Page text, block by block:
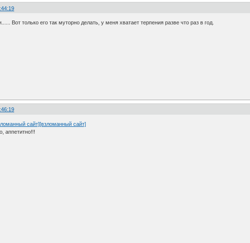
Вот только его так муторно делать, у меня хватает терпения разве что раз в год.
сайт][взломанный сайт]
аппетитно!!!